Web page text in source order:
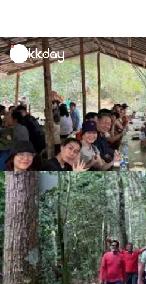
unread
notifications